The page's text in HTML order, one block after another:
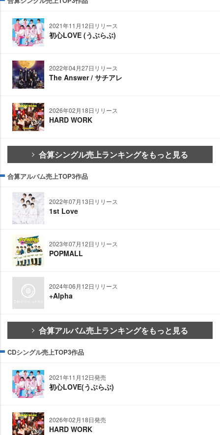
2021年11月12日リリース
初心LOVE (うぶらぶ)
2022年04月27日リリース
The Answer / サチアレ
2026年02月18日リリース
HARD WORK
合算シングル売上ランキングをもっと見る
合算アルバム売上TOP3作品
2022年07月13日リリース
1st Love
2023年07月12日リリース
POPMALL
2024年06月12日リリース
+Alpha
合算アルバム売上ランキングをもっと見る
CDシングル売上TOP3作品
2021年11月12日発売
初心LOVE(うぶらぶ)
2026年02月18日発売
HARD WORK